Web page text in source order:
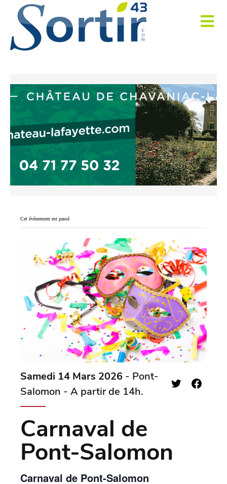
Cet évènement est passé
Samedi 14 Mars 2026 - Pont-
Salomon - A partir de 14h.
Carnaval de
Pont-Salomon
Carnaval de Pont-Salomon